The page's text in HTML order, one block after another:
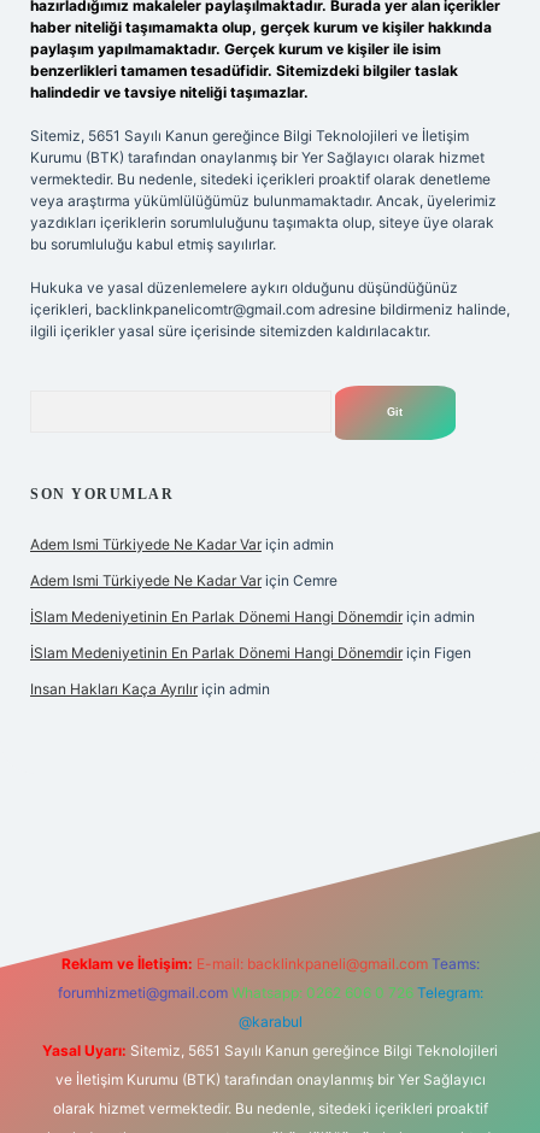
hazırladığımız makaleler paylaşılmaktadır. Burada yer alan içerikler
haber niteliği taşımamakta olup, gerçek kurum ve kişiler hakkında
paylaşım yapılmamaktadır. Gerçek kurum ve kişiler ile isim
benzerlikleri tamamen tesadüfidir. Sitemizdeki bilgiler taslak
halindedir ve tavsiye niteliği taşımazlar.
Sitemiz, 5651 Sayılı Kanun gereğince Bilgi Teknolojileri ve İletişim
Kurumu (BTK) tarafından onaylanmış bir Yer Sağlayıcı olarak hizmet
vermektedir. Bu nedenle, sitedeki içerikleri proaktif olarak denetleme
veya araştırma yükümlülüğümüz bulunmamaktadır. Ancak, üyelerimiz
yazdıkları içeriklerin sorumluluğunu taşımakta olup, siteye üye olarak
bu sorumluluğu kabul etmiş sayılırlar.
Hukuka ve yasal düzenlemelere aykırı olduğunu düşündüğünüz
içerikleri, backlinkpanelicomtr@gmail.com adresine bildirmeniz halinde,
ilgili içerikler yasal süre içerisinde sitemizden kaldırılacaktır.
SON YORUMLAR
Adem Ismi Türkiyede Ne Kadar Var için admin
Adem Ismi Türkiyede Ne Kadar Var için Cemre
İSlam Medeniyetinin En Parlak Dönemi Hangi Dönemdir için admin
İSlam Medeniyetinin En Parlak Dönemi Hangi Dönemdir için Figen
Insan Hakları Kaça Ayrılır için admin
Reklam ve İletişim: E-mail: backlinkpaneli@gmail.com Teams:
forumhizmeti@gmail.com Whatsapp: 0262 606 0 726 Telegram:
@karabul
Yasal Uyarı: Sitemiz, 5651 Sayılı Kanun gereğince Bilgi Teknolojileri
ve İletişim Kurumu (BTK) tarafından onaylanmış bir Yer Sağlayıcı
olarak hizmet vermektedir. Bu nedenle, sitedeki içerikleri proaktif